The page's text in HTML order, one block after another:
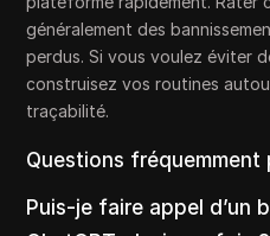
généralement des
perdus. Si vous voulez éviter
construisez vos routines
traçabilité.
Questions fréquemment
Puis-je faire appel d’un